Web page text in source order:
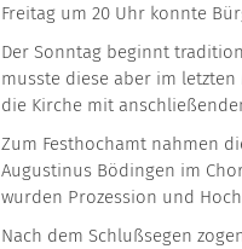
Freitag um 20 Uhr konnte
Der Sonntag beginnt
musste diese aber im
die Kirche mit
Zum Festhochamt nahmen
Augustinus Bödingen im
wurden Prozession und
Nach dem Schlußsegen